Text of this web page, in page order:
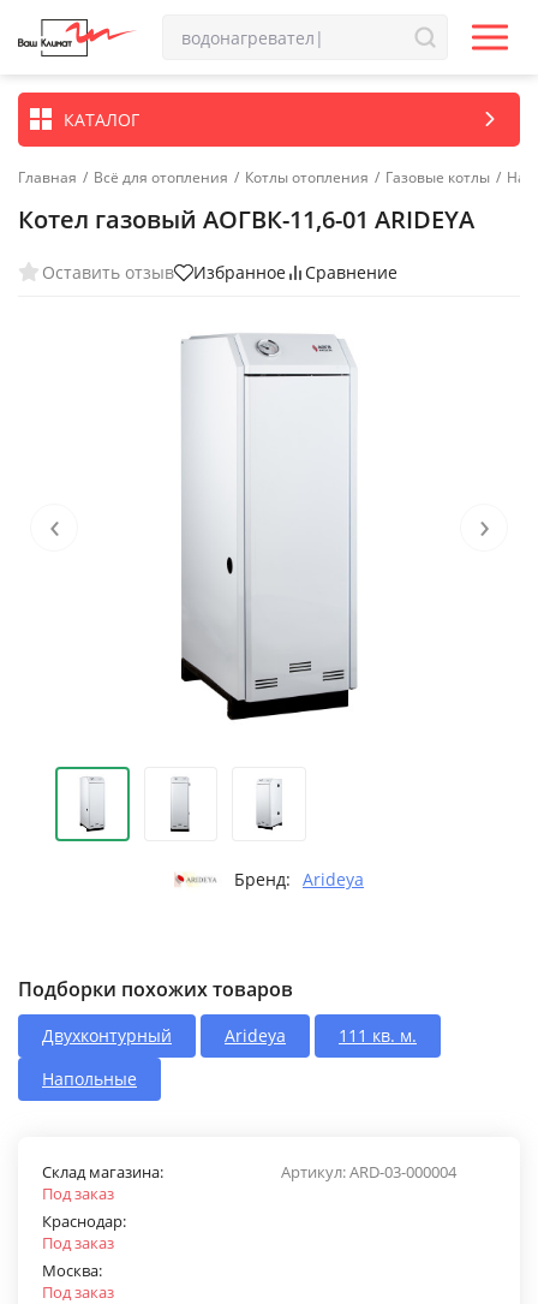
КАТАЛОГ
Главная / Всё для отопления / Котлы отопления / Газовые котлы /
Котел газовый АОГВК-11,6-01 ARIDEYA
Оставить отзыв Избранное Сравнение
‹ ›
Бренд: Arideya
Подборки похожих товаров
Двухконтурный Arideya
111 кв. м.
Напольные
Артикул:ARD-03-000004
Склад магазина:
Под заказ
Краснодар:
Под заказ
Москва:
Под заказ